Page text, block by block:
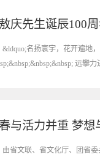
&ldquo;名扬寰宇，花开遍地
远攀
由省文联、省文化厅、团省